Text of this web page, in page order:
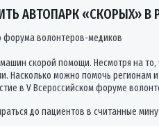
АВТОПАРК «СКОРЫХ» В
форума волонтеров-медиков
скорой помощи. Несмотря на
Насколько можно помочь
в V Всероссийском форуме
до пациентов в считанные